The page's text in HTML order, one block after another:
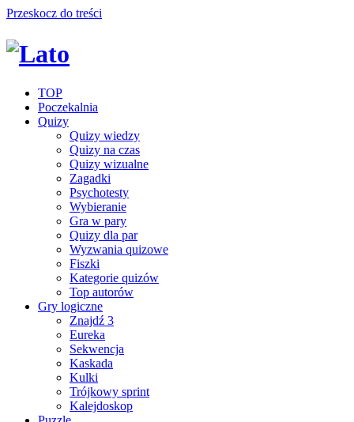
Przeskocz do treści
TOP
Poczekalnia
Quizy
Quizy wiedzy
Quizy na czas
Quizy wizualne
Zagadki
Psychotesty
Wybieranie
Gra w pary
Quizy dla par
Wyzwania quizowe
Fiszki
Kategorie quizów
Top autorów
Gry logiczne
Znajdź 3
Eureka
Sekwencja
Kaskada
Kulki
Trójkowy sprint
Kalejdoskop